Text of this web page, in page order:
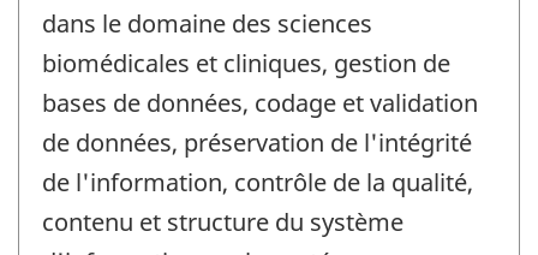
dans le domaine des sciences
biomédicales et cliniques, gestion de
bases de données, codage et validation
de données, préservation de l'intégrité
de l'information, contrôle de la qualité,
contenu et structure du système